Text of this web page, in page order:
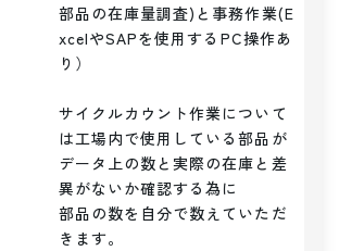
部品の在庫量調査)と事務作業(E
xcelやSAPを使用するPC操作あ
り）
サイクルカウント作業について
は工場内で使用している部品が
データ上の数と実際の在庫と差
異がないか確認する為に
部品の数を自分で数えていただ
きます。